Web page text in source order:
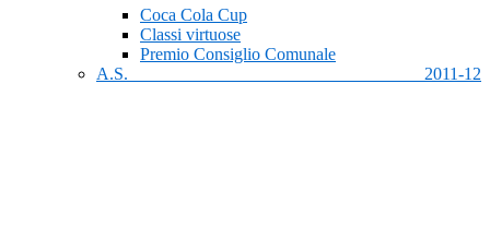
Coca Cola Cup
Classi virtuose
Premio Consiglio Comunale
A.S. 2011-12